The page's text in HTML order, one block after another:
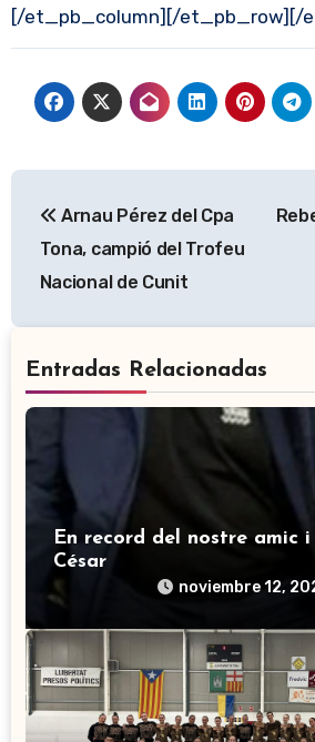
[/et_pb_column][/et_pb_row][/
de
entradas
Arnau Pérez del Cpa
Tona, campió del Trofeu
Nacional de Cunit
Entradas Relacionadas
En record del nostre amic
César
noviembre 12,